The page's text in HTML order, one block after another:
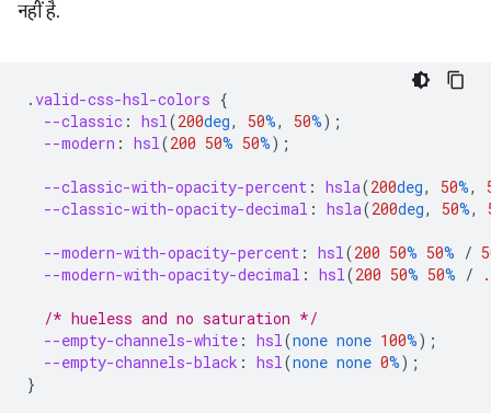
नहीं है.
.valid-css-hsl-colors {
--classic : hsl(200deg, 50%, 50%);
--modern : hsl(200 50% 50%);
--classic-with-opacity-percent : hsla(200deg, 50%,
--classic-with-opacity-decimal : hsla(200deg, 50%,
--modern-with-opacity-percent : hsl(200 50% 50% /
--modern-with-opacity-decimal : hsl(200 50% 50% /
/* hueless and no saturation */
--empty-channels-white : hsl(none none 100%);
--empty-channels-black : hsl(none none 0%);
}